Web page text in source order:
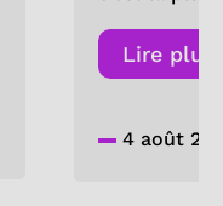
Lire plus
4 août